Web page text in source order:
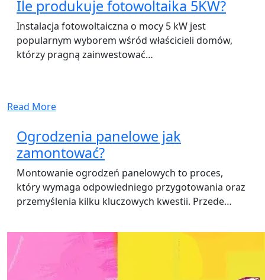
Ile produkuje fotowoltaika 5KW?
Instalacja fotowoltaiczna o mocy 5 kW jest
popularnym wyborem wśród właścicieli domów,
którzy pragną zainwestować…
Read More
Ogrodzenia panelowe jak
zamontować?
Montowanie ogrodzeń panelowych to proces,
który wymaga odpowiedniego przygotowania oraz
przemyślenia kilku kluczowych kwestii. Przede…